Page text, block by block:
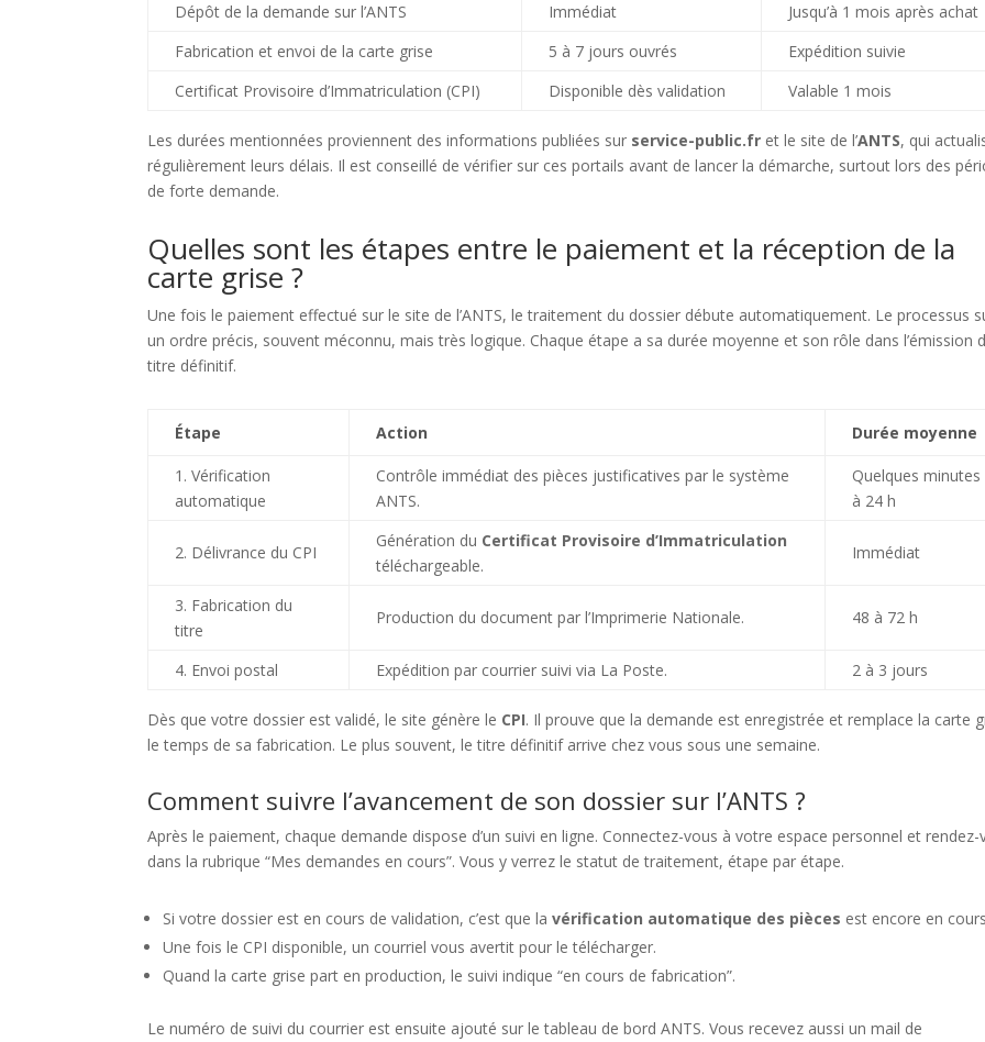
Dépôt de la demande sur l’ANTS Immédiat
Jusqu’à 1 mois après achat
Fabrication et envoi de la carte grise
5 à 7 jours ouvrés
Expédition suivie
Certificat Provisoire d’Immatriculation (CPI)
Disponible dès validation Valable 1 mois
Les durées mentionnées proviennent des informations publiées sur service-public.fr et le site de l’ANTS, qui
régulièrement leurs délais. Il est conseillé de vérifier sur ces portails avant de lancer la démarche, surtout lors des
de forte demande.
Quelles sont les étapes entre le paiement et la réception de la
carte grise ?
Une fois le paiement effectué sur le site de l’ANTS, le traitement du dossier débute automatiquement. Le processus
un ordre précis, souvent méconnu, mais très logique. Chaque étape a sa durée moyenne et son rôle dans l’émission
titre définitif.
Étape Action Durée moyenne
1. Vérification
automatique
Contrôle immédiat des pièces justificatives par le système
ANTS.
Quelques minutes
à 24 h
2. Délivrance du CPI
Génération du Certificat Provisoire d’Immatriculation
téléchargeable.
Immédiat
3. Fabrication du
titre
Production du document par l’Imprimerie Nationale. 48 à 72 h
4. Envoi postal Expédition par courrier suivi via La Poste. 2 à 3 jours
Dès que votre dossier est validé, le site génère le CPI. Il prouve que la demande est enregistrée et remplace la carte
le temps de sa fabrication. Le plus souvent, le titre définitif arrive chez vous sous une semaine.
Comment suivre l’avancement de son dossier sur l’ANTS ?
Après le paiement, chaque demande dispose d’un suivi en ligne. Connectez-vous à votre espace personnel et rendez-
dans la rubrique “Mes demandes en cours”. Vous y verrez le statut de traitement, étape par étape.
Si votre dossier est en cours de validation, c’est que lavérification automatique des pièces est encore en
Une fois le CPI disponible, un courriel vous avertit pour le télécharger.
Quand la carte grise part en production, le suivi indique “en cours de fabrication”.
Le numéro de suivi du courrier est ensuite ajouté sur le tableau de bord ANTS. Vous recevez aussi un mail de